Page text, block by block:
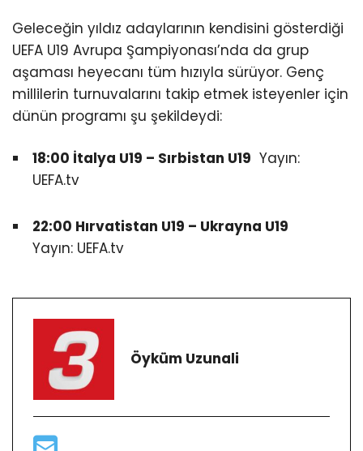
Geleceğin yıldız adaylarının kendisini gösterdiği
UEFA U19 Avrupa Şampiyonası’nda da grup
aşaması heyecanı tüm hızıyla sürüyor. Genç
millilerin turnuvalarını takip etmek isteyenler için
dünün programı şu şekildeydi:
18:00 İtalya U19 – Sırbistan U19 Yayın:
UEFA.tv
22:00 Hırvatistan U19 – Ukrayna U19
Yayın: UEFA.tv
Öyküm Uzunali